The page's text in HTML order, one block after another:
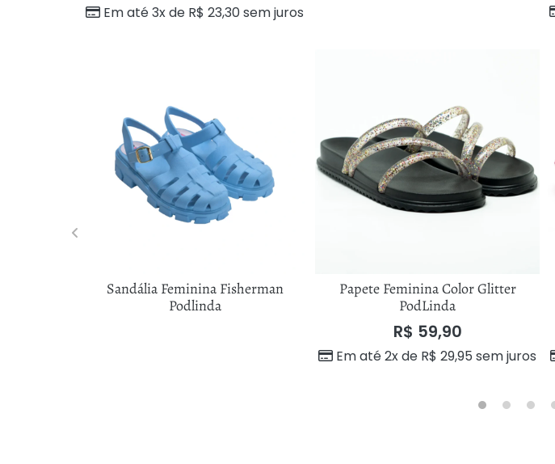
Em até 3x de R$ 23,30sem juros
Sandália Feminina Fisherman
Podlinda
Papete Feminina Color Glitter
PodLinda
R$ 59,90
Em até 2x de R$ 29,95 sem juros